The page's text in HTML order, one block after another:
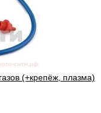
(+крепёж, плазма)